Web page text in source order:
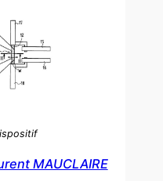
MAUCLAIRE